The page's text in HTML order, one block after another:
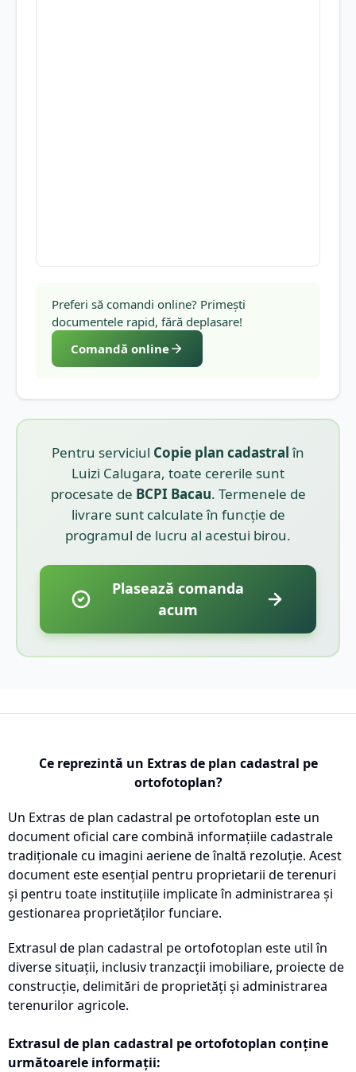
Preferi să comandi online? Primești
documentele rapid, fără deplasare!
Comandă online
Pentru serviciul Copie plan cadastralîn
Luizi Calugara, toate cererile sunt
procesate de BCPI Bacau. Termenele de
livrare sunt calculate în funcție de
programul de lucru al acestui birou.
Plasează comanda
acum
Ce reprezintă un Extras de plan cadastral pe
ortofotoplan?
Un Extras de plan cadastral pe ortofotoplan este un
document oficial care combină informațiile cadastrale
tradiționale cu imagini aeriene de înaltă rezoluție. Acest
document este esențial pentru proprietarii de terenuri
și pentru toate instituțiile implicate în administrarea și
gestionarea proprietăților funciare.
Extrasul de plan cadastral pe ortofotoplan este util în
diverse situații, inclusiv tranzacții imobiliare, proiecte de
construcție, delimitări de proprietăți și administrarea
terenurilor agricole.
Extrasul de plan cadastral pe ortofotoplan conține
următoarele informații: